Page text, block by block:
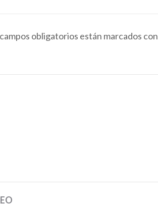
obligatorios están marcados con